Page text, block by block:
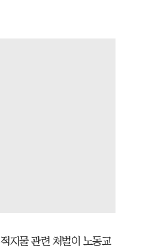
지물 관련 처벌이 노동교